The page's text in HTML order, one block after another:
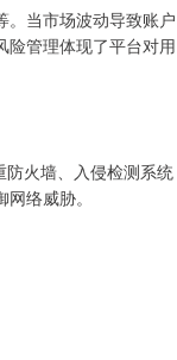
。当市场波动导致账户
险管理体现了平台对用
火墙、入侵检测系统
络威胁。